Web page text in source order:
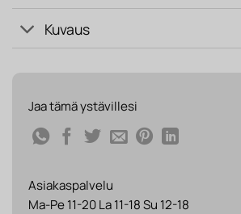
Kuvaus
Jaa tämä ystävillesi
Asiakaspalvelu
Ma-Pe 11-20 La 11-18 Su 12-18